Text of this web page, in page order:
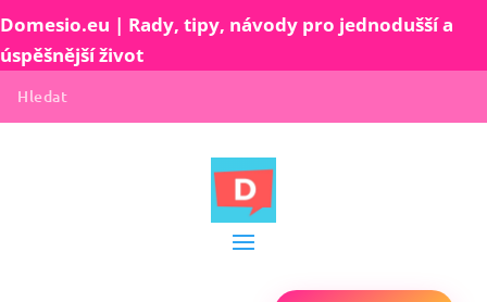
Domesio.eu | Rady, tipy, návody pro jednodušší a
úspěšnější život